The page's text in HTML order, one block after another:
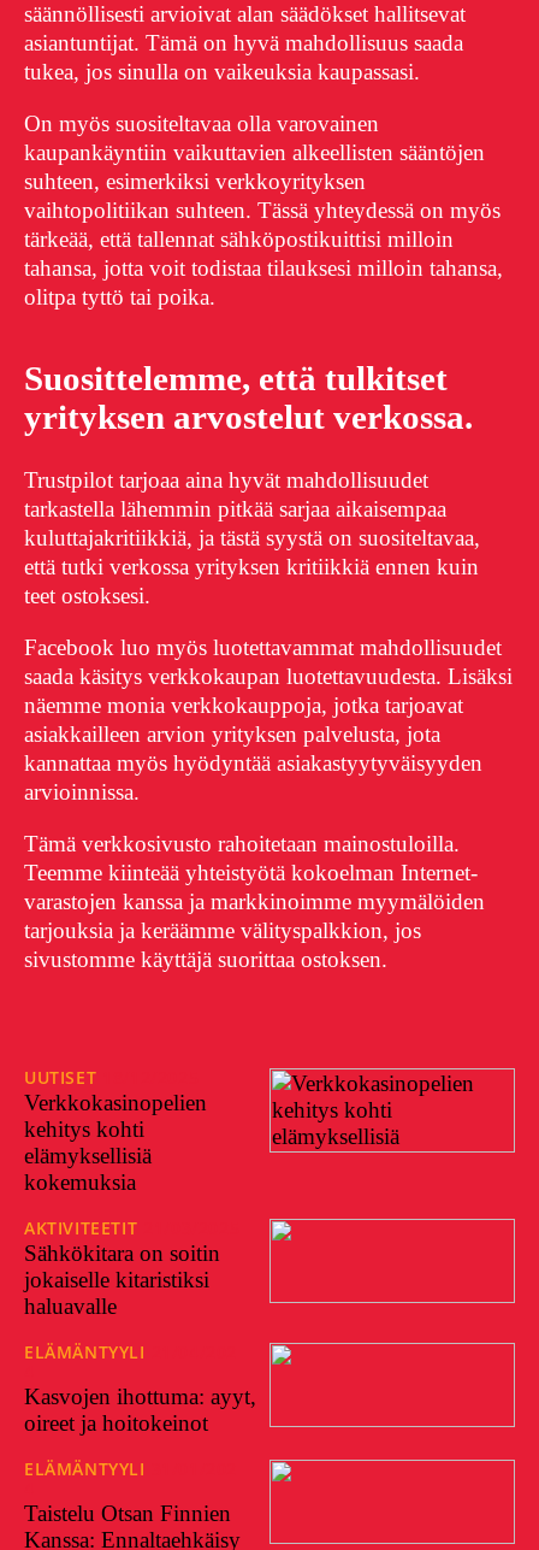
säännöllisesti arvioivat alan säädökset hallitsevat
asiantuntijat. Tämä on hyvä mahdollisuus saada
tukea, jos sinulla on vaikeuksia kaupassasi.
On myös suositeltavaa olla varovainen
kaupankäyntiin vaikuttavien alkeellisten sääntöjen
suhteen, esimerkiksi verkkoyrityksen
vaihtopolitiikan suhteen. Tässä yhteydessä on myös
tärkeää, että tallennat sähköpostikuittisi milloin
tahansa, jotta voit todistaa tilauksesi milloin tahansa,
olitpa tyttö tai poika.
Suosittelemme, että tulkitset
yrityksen arvostelut verkossa.
Trustpilot tarjoaa aina hyvät mahdollisuudet
tarkastella lähemmin pitkää sarjaa aikaisempaa
kuluttajakritiikkiä, ja tästä syystä on suositeltavaa,
että tutki verkossa yrityksen kritiikkiä ennen kuin
teet ostoksesi.
Facebook luo myös luotettavammat mahdollisuudet
saada käsitys verkkokaupan luotettavuudesta. Lisäksi
näemme monia verkkokauppoja, jotka tarjoavat
asiakkailleen arvion yrityksen palvelusta, jota
kannattaa myös hyödyntää asiakastyytyväisyyden
arvioinnissa.
Tämä verkkosivusto rahoitetaan mainostuloilla.
Teemme kiinteää yhteistyötä kokoelman Internet-
varastojen kanssa ja markkinoimme myymälöiden
tarjouksia ja keräämme välityspalkkion, jos
sivustomme käyttäjä suorittaa ostoksen.
UUTISET
Verkkokasinopelien
kehitys kohti
elämyksellisiä
kokemuksia
AKTIVITEETIT
Sähkökitara on soitin
jokaiselle kitaristiksi
haluavalle
ELÄMÄNTYYLI
Kasvojen ihottuma: ayyt,
oireet ja hoitokeinot
ELÄMÄNTYYLI
Taistelu Otsan Finnien
Kanssa: Ennaltaehkäisy